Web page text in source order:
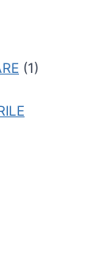
(1)